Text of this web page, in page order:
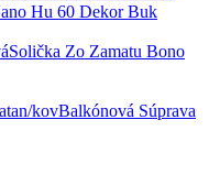
Hu 60 Dekor Buk
Solička Zo Zamatu Bono
Balkónová Súprava